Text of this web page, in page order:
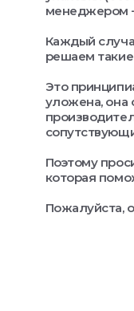
менеджером
Каждый
решаем
Это
уложена, она
Поэтому
которая
Пожалуйста,